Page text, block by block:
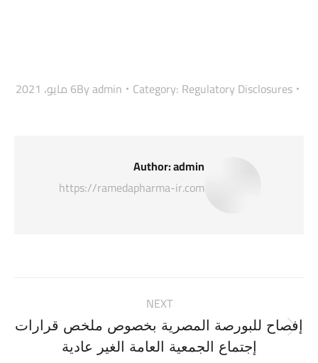
Category: Regulatory Disclosures
Byadmin 6 مايو، 2021
Author:admin
https://ramedapharma-ir.com
navigation
NEXT
Next
post:
إفصاح للبورصة المصرية بخصوص ملخص قرارات
إجتماع الجمعية العامة الغير عادية